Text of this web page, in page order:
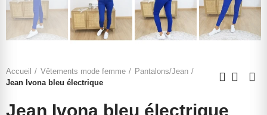
Accueil Vêtements mode femme
Pantalons/Jean
Jean Ivona bleu électrique
Jean Ivona bleu électrique